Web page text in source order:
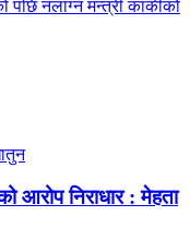
आरोप निराधार : मेहता